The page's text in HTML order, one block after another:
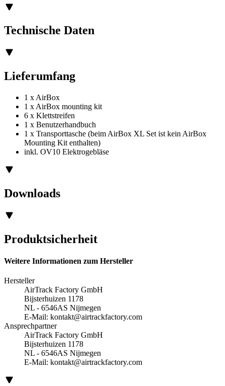
Technische Daten
Lieferumfang
1 x AirBox
1 x AirBox mounting kit
6 x Klettstreifen
1 x Benutzerhandbuch
1 x Transporttasche (beim AirBox XL Set ist kein AirBox
Mounting Kit enthalten)
inkl. OV10 Elektrogebläse
Downloads
Produktsicherheit
Weitere Informationen zum Hersteller
Hersteller
AirTrack Factory GmbH
Bijsterhuizen 1178
NL - 6546AS Nijmegen
E-Mail: kontakt@airtrackfactory.com
Ansprechpartner
AirTrack Factory GmbH
Bijsterhuizen 1178
NL - 6546AS Nijmegen
E-Mail: kontakt@airtrackfactory.com